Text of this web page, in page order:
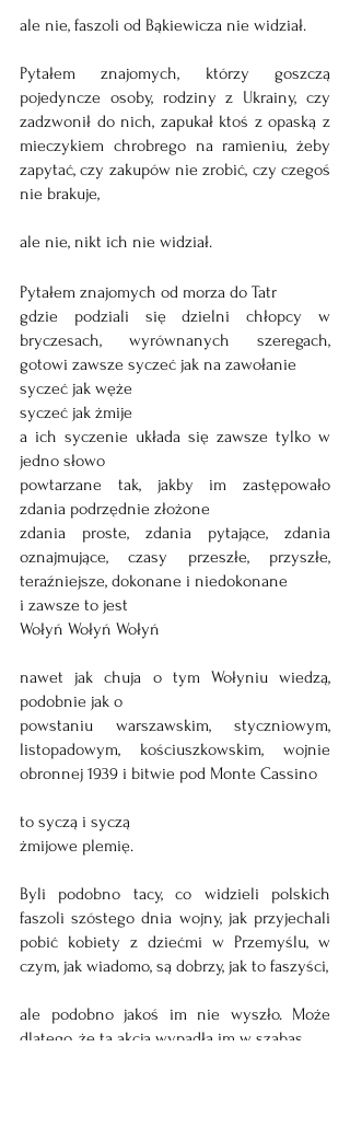
ale nie, faszoli od Bąkiewicza nie widział.
Pytałem znajomych, którzy goszczą
pojedyncze osoby, rodziny z Ukrainy, czy
zadzwonił do nich, zapukał ktoś z opaską z
mieczykiem chrobrego na ramieniu, żeby
zapytać, czy zakupów nie zrobić, czy czegoś
nie brakuje,
ale nie, nikt ich nie widział.
Pytałem znajomych od morza do Tatr
gdzie podziali się dzielni chłopcy w
bryczesach, wyrównanych szeregach,
gotowi zawsze syczeć jak na zawołanie
syczeć jak węże
syczeć jak żmije
a ich syczenie układa się zawsze tylko w
jedno słowo
powtarzane tak, jakby im zastępowało
zdania podrzędnie złożone
zdania proste, zdania pytające, zdania
oznajmujące, czasy przeszłe, przyszłe,
teraźniejsze, dokonane i niedokonane
i zawsze to jest
Wołyń Wołyń Wołyń
nawet jak chuja o tym Wołyniu wiedzą,
podobnie jak o
powstaniu warszawskim, styczniowym,
listopadowym, kościuszkowskim, wojnie
obronnej 1939 i bitwie pod Monte Cassino
to syczą i syczą
żmijowe plemię.
Byli podobno tacy, co widzieli polskich
faszoli szóstego dnia wojny, jak przyjechali
pobić kobiety z dziećmi w Przemyślu, w
czym, jak wiadomo, są dobrzy, jak to faszyści,
ale podobno jakoś im nie wyszło. Może
dlatego, że ta akcja wypadła im w szabas.